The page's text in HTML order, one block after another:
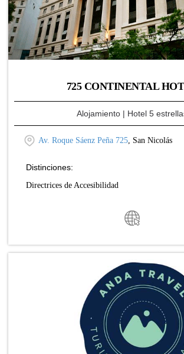
725 CONTINENTAL
Alojamiento | Hotel 5
Av. Roque Sáenz Peña 725 , San Nicolás
Distinciones:
Directrices de Accesibilidad